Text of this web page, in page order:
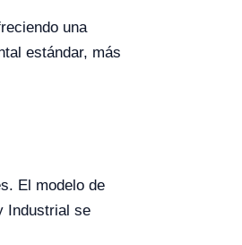
una
estándar, más
El modelo de
Industrial se